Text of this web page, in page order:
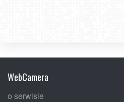
WebCamera
o serwisie